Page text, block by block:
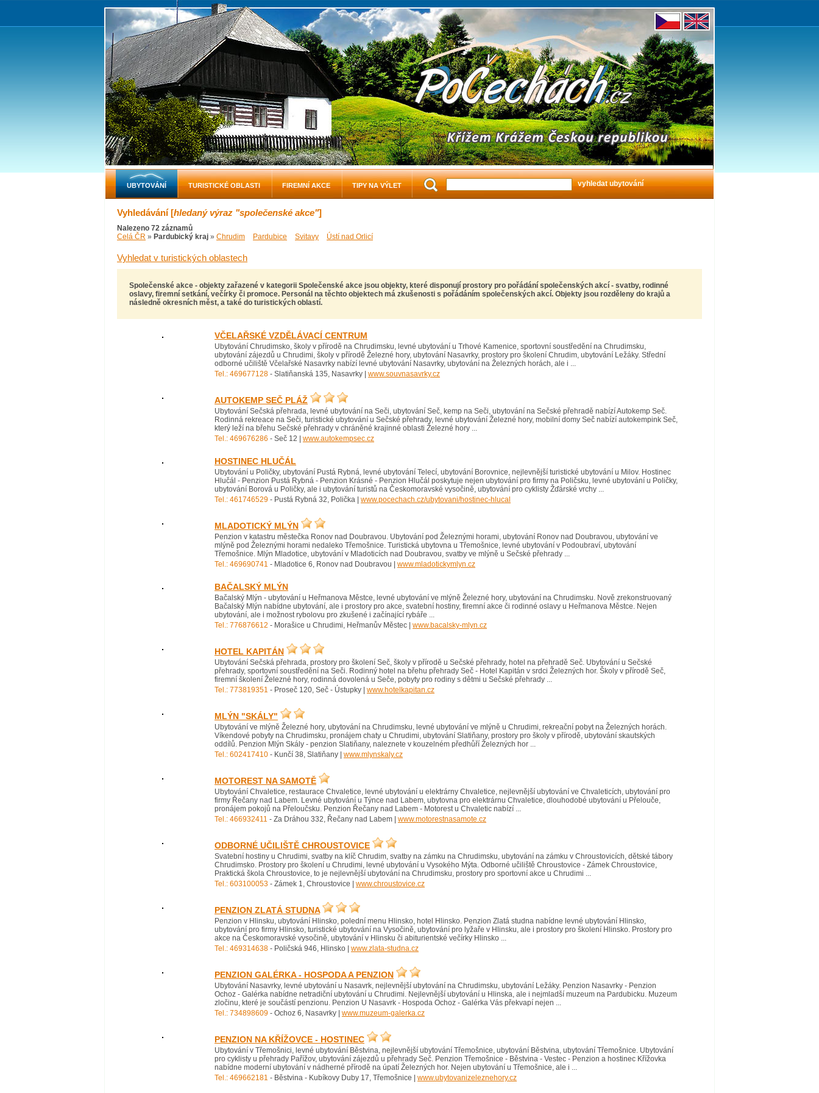
Vyhledávání [hledaný výraz "společenské akce"]
Nalezeno 72 záznamů
Celá ČR » Pardubický kraj » Chrudim Pardubice Svitavy Ústí nad Orlicí
Vyhledat v turistických oblastech
Společenské akce - objekty zařazené v kategorii Společenské akce jsou objekty, které disponují prostory pro pořádání společenských akcí - svatby, rodinné
oslavy, firemní setkání, večírky či promoce. Personál na těchto objektech má zkušenosti s pořádáním společenských akcí. Objekty jsou rozděleny do krajů a
následně okresních měst, a také do turistických oblastí.
VČELAŘSKÉ VZDĚLÁVACÍ CENTRUM
Ubytování Chrudimsko, školy v přírodě na Chrudimsku, levné ubytování u Trhové Kamenice, sportovní soustředění na Chrudimsku,
ubytování zájezdů u Chrudimi, školy v přírodě Železné hory, ubytování Nasavrky, prostory pro školení Chrudim, ubytování Ležáky. Střední
odborné učiliště Včelařské Nasavrky nabízí levné ubytování Nasavrky, ubytování na Železných horách, ale i ...
Tel.: 469677128 - Slatiňanská 135, Nasavrky | www.souvnasavrky.cz
AUTOKEMP SEČ PLÁŽ
Ubytování Sečská přehrada, levné ubytování na Seči, ubytování Seč, kemp na Seči, ubytování na Sečské přehradě nabízí Autokemp Seč.
Rodinná rekreace na Seči, turistické ubytování u Sečské přehrady, levné ubytování Železné hory, mobilní domy Seč nabízí autokempink Seč,
který leží na břehu Sečské přehrady v chráněné krajinné oblasti Železné hory ...
Tel.: 469676286 - Seč 12 | www.autokempsec.cz
HOSTINEC HLUČÁL
Ubytování u Poličky, ubytování Pustá Rybná, levné ubytování Telecí, ubytování Borovnice, nejlevnější turistické ubytování u Milov. Hostinec
Hlučál - Penzion Pustá Rybná - Penzion Krásné - Penzion Hlučál poskytuje nejen ubytování pro firmy na Poličsku, levné ubytování u Poličky,
ubytování Borová u Poličky, ale i ubytování turistů na Českomoravské vysočině, ubytování pro cyklisty Žďárské vrchy ...
Tel.: 461746529 - Pustá Rybná 32, Polička | www.pocechach.cz/ubytovani/hostinec-hlucal
MLADOTICKÝ MLÝN
Penzion v katastru městečka Ronov nad Doubravou. Ubytování pod Železnými horami, ubytování Ronov nad Doubravou, ubytování ve
mlýně pod Železnými horami nedaleko Třemošnice. Turistická ubytovna u Třemošnice, levné ubytování v Podoubraví, ubytování
Třemošnice. Mlýn Mladotice, ubytování v Mladoticích nad Doubravou, svatby ve mlýně u Sečské přehrady ...
Tel.: 469690741 - Mladotice 6, Ronov nad Doubravou | www.mladotickymlyn.cz
BAČALSKÝ MLÝN
Bačalský Mlýn - ubytování u Heřmanova Městce, levné ubytování ve mlýně Železné hory, ubytování na Chrudimsku. Nově zrekonstruovaný
Bačalský Mlýn nabídne ubytování, ale i prostory pro akce, svatební hostiny, firemní akce či rodinné oslavy u Heřmanova Městce. Nejen
ubytování, ale i možnost rybolovu pro zkušené i začínající rybáře ...
Tel.: 776876612 - Morašice u Chrudimi, Heřmanův Městec | www.bacalsky-mlyn.cz
HOTEL KAPITÁN
Ubytování Sečská přehrada, prostory pro školení Seč, školy v přírodě u Sečské přehrady, hotel na přehradě Seč. Ubytování u Sečské
přehrady, sportovní soustředění na Seči. Rodinný hotel na břehu přehrady Seč - Hotel Kapitán v srdci Železných hor. Školy v přírodě Seč,
firemní školení Železné hory, rodinná dovolená u Seče, pobyty pro rodiny s dětmi u Sečské přehrady ...
Tel.: 773819351 - Proseč 120, Seč - Ústupky | www.hotelkapitan.cz
MLÝN "SKÁLY"
Ubytování ve mlýně Železné hory, ubytování na Chrudimsku, levné ubytování ve mlýně u Chrudimi, rekreační pobyt na Železných horách.
Víkendové pobyty na Chrudimsku, pronájem chaty u Chrudimi, ubytování Slatiňany, prostory pro školy v přírodě, ubytování skautských
oddílů. Penzion Mlýn Skály - penzion Slatiňany, naleznete v kouzelném předhůří Železných hor ...
Tel.: 602417410 - Kunčí 38, Slatiňany | www.mlynskaly.cz
MOTOREST NA SAMOTĚ
Ubytování Chvaletice, restaurace Chvaletice, levné ubytování u elektrárny Chvaletice, nejlevnější ubytování ve Chvaleticích, ubytování pro
firmy Řečany nad Labem. Levné ubytování u Týnce nad Labem, ubytovna pro elektrárnu Chvaletice, dlouhodobé ubytování u Přelouče,
pronájem pokojů na Přeloučsku. Penzion Řečany nad Labem - Motorest u Chvaletic nabízí ...
Tel.: 466932411 - Za Dráhou 332, Řečany nad Labem | www.motorestnasamote.cz
ODBORNÉ UČILIŠTĚ CHROUSTOVICE
Svatební hostiny u Chrudimi, svatby na klíč Chrudim, svatby na zámku na Chrudimsku, ubytování na zámku v Chroustovicích, dětské tábory
Chrudimsko. Prostory pro školení u Chrudimi, levné ubytování u Vysokého Mýta. Odborné učiliště Chroustovice - Zámek Chroustovice,
Praktická škola Chroustovice, to je nejlevnější ubytování na Chrudimsku, prostory pro sportovní akce u Chrudimi ...
Tel.: 603100053 - Zámek 1, Chroustovice | www.chroustovice.cz
PENZION ZLATÁ STUDNA
Penzion v Hlinsku, ubytování Hlinsko, polední menu Hlinsko, hotel Hlinsko. Penzion Zlatá studna nabídne levné ubytování Hlinsko,
ubytování pro firmy Hlinsko, turistické ubytování na Vysočině, ubytování pro lyžaře v Hlinsku, ale i prostory pro školení Hlinsko. Prostory pro
akce na Českomoravské vysočině, ubytování v Hlinsku či abiturientské večírky Hlinsko ...
Tel.: 469314638 - Poličská 946, Hlinsko | www.zlata-studna.cz
PENZION GALÉRKA - HOSPODA A PENZION
Ubytování Nasavrky, levné ubytování u Nasavrk, nejlevnější ubytování na Chrudimsku, ubytování Ležáky. Penzion Nasavrky - Penzion
Ochoz - Galérka nabídne netradiční ubytování u Chrudimi. Nejlevnější ubytování u Hlinska, ale i nejmladší muzeum na Pardubicku. Muzeum
zločinu, které je součástí penzionu. Penzion U Nasavrk - Hospoda Ochoz - Galérka Vás překvapí nejen ...
Tel.: 734898609 - Ochoz 6, Nasavrky | www.muzeum-galerka.cz
PENZION NA KŘÍŽOVCE - HOSTINEC
Ubytování v Třemošnici, levné ubytování Běstvina, nejlevnější ubytování Třemošnice, ubytování Běstvina, ubytování Třemošnice. Ubytování
pro cyklisty u přehrady Pařížov, ubytování zájezdů u přehrady Seč. Penzion Třemošnice - Běstvina - Vestec - Penzion a hostinec Křížovka
nabídne moderní ubytování v nádherné přírodě na úpatí Železných hor. Nejen ubytování u Třemošnice, ale i ...
Tel.: 469662181 - Běstvina - Kubíkovy Duby 17, Třemošnice | www.ubytovanizeleznehory.cz
UBYTOVÁNÍ TURISTICKÉ OBLASTI FIREMNÍ AKCE TIPY NA VÝLET